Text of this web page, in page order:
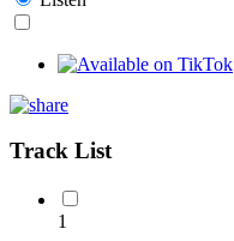
Track List
1